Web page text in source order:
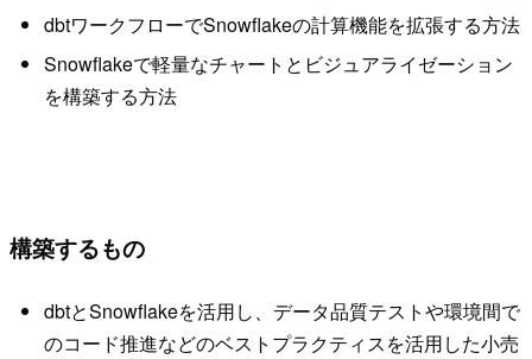
dbtワークフローでSnowflakeの計算機能を拡張する方法
Snowflakeで軽量なチャートとビジュアライゼーション
を構築する方法
構築するもの
dbtとSnowflakeを活用し、データ品質テストや環境間で
のコード推進などのベストプラクティスを活用した小売